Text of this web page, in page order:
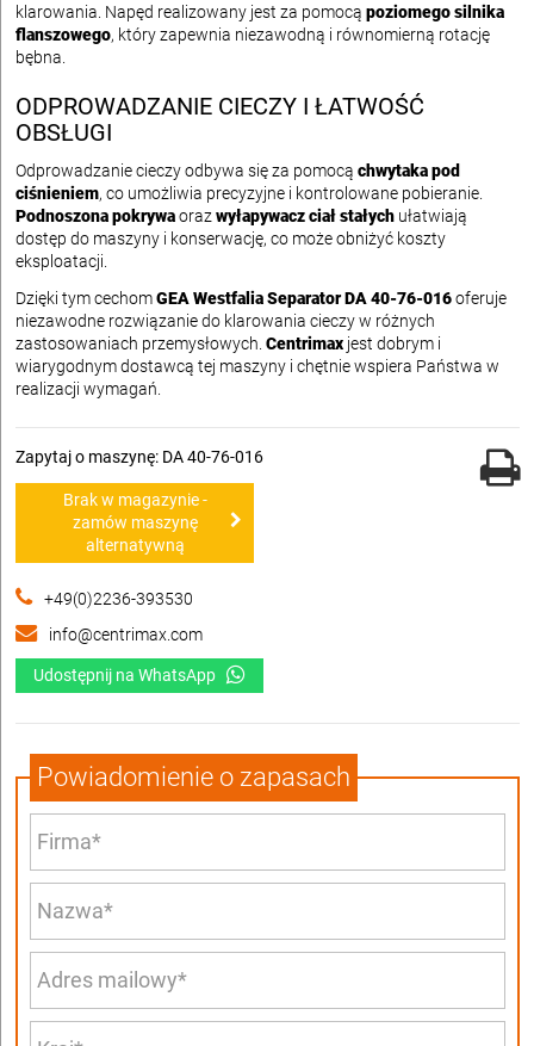
klarowania. Napęd realizowany jest za pomocą poziomego silnika
flanszowego, który zapewnia niezawodną i równomierną rotację
bębna.
ODPROWADZANIE CIECZY I ŁATWOŚĆ
OBSŁUGI
Odprowadzanie cieczy odbywa się za pomocą chwytaka pod
ciśnieniem, co umożliwia precyzyjne i kontrolowane pobieranie.
Podnoszona pokrywaorazwyłapywacz ciał stałych ułatwiają
dostęp do maszyny i konserwację, co może obniżyć koszty
eksploatacji.
Dzięki tym cechomGEA Westfalia Separator DA 40-76-016oferuje
niezawodne rozwiązanie do klarowania cieczy w różnych
zastosowaniach przemysłowych. Centrimax jest dobrym i
wiarygodnym dostawcą tej maszyny i chętnie wspiera Państwa w
realizacji wymagań.
Zapytaj o maszynę: DA 40-76-016
Brak w magazynie -
zamów maszynę
alternatywną
+49(0)2236-393530
info@centrimax.com
Udostępnij na WhatsApp
Powiadomienie o zapasach